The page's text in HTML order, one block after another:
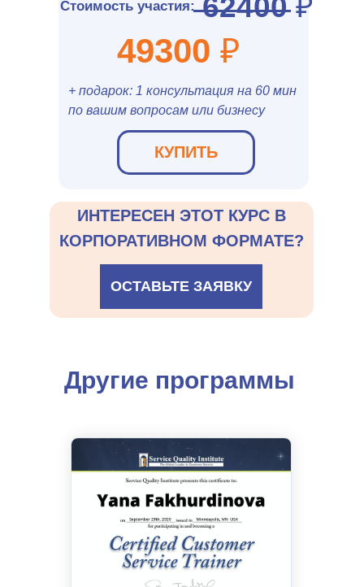
КУПИТЬ
ИНТЕРЕСЕН ЭТОТ КУРС В
КОРПОРАТИВНОМ ФОРМАТЕ?
ОСТАВЬТЕ ЗАЯВКУ
Стоимость участия:
49300 ₽
+ подарок: 1 консультация на 60 мин
по вашим вопросам или бизнесу
62400₽
Другие программы